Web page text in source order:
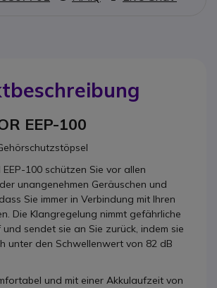
EEP-100
100 schützen Sie vor allen
unangenehmen Geräuschen und
Sie immer in Verbindung mit Ihren
Die Klangregelung nimmt gefährliche
sendet sie an Sie zurück, indem sie
unter den Schwellenwert von 82 dB
und mit einer Akkulaufzeit von